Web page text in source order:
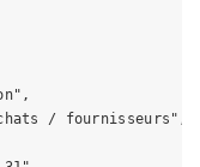
/ fournisseurs",